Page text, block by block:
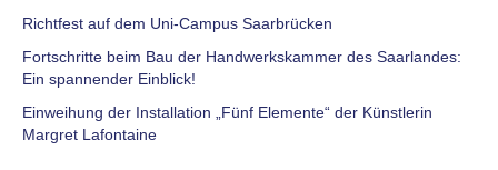
n
a
h
Richtfest auf dem Uni-Campus Saarbrücken
Fortschritte beim Bau der Handwerkskammer des Saarlandes:
Ein spannender Einblick!
Einweihung der Installation „Fünf Elemente“ der Künstlerin
Margret Lafontaine